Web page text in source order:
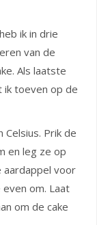
ik in drie
van de
Als laatste
ik toeven op de
Prik de
en leg ze op
aardappel voor
om. Laat
om de cake